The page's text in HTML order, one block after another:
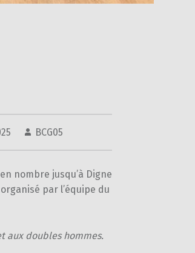
BCG05
nombre jusqu’à Digne
par l’équipe du
aux doubles hommes.